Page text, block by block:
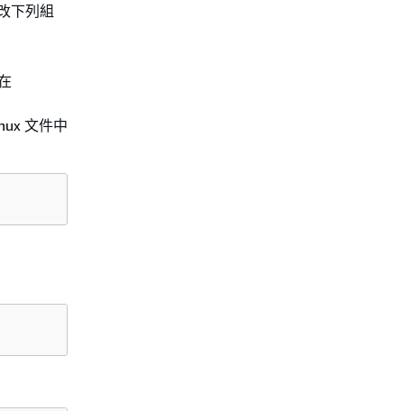
下列組
文件中